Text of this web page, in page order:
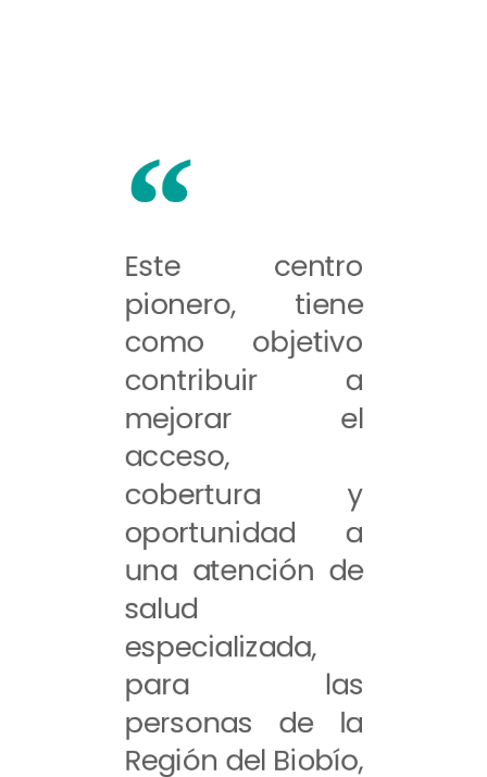
Este centro
pionero, tiene
como objetivo
contribuir a
mejorar el
acceso,
cobertura y
oportunidad a
una atención de
salud
especializada,
para las
personas de la
Región del Biobío,